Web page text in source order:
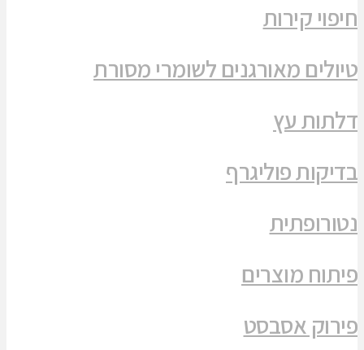
חיפוי קירות
טיולים מאורגנים לשומרי מסורת
דלתות עץ
בדיקות פוליגרף
נטורופתית
פיתוח מוצרים
פירוק אסבסט